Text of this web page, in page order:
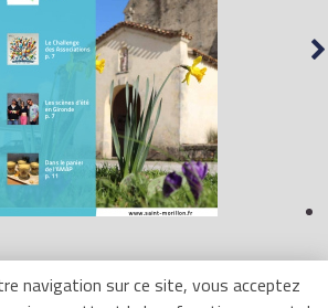
navigation sur ce site, vous acceptez